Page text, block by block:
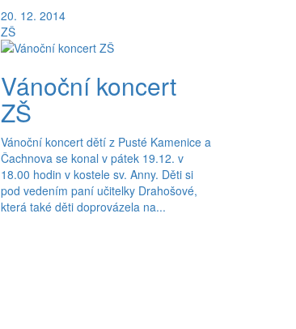
20. 12. 2014
ZŠ
Vánoční koncert
ZŠ
Vánoční koncert dětí z Pusté Kamenice a
Čachnova se konal v pátek 19.12. v
18.00 hodin v kostele sv. Anny. Děti si
pod vedením paní učitelky Drahošové,
která také děti doprovázela na...